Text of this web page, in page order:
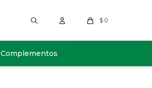
Complementos
$ 0